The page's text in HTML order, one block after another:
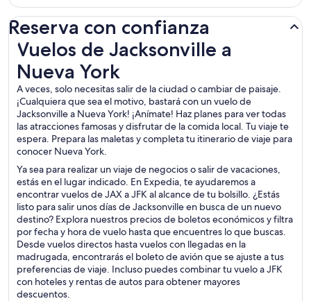
Reserva con confianza
Vuelos de Jacksonville a
Nueva York
A veces, solo necesitas salir de la ciudad o cambiar de paisaje.
¡Cualquiera que sea el motivo, bastará con un vuelo de
Jacksonville a Nueva York! ¡Anímate! Haz planes para ver todas
las atracciones famosas y disfrutar de la comida local. Tu viaje te
espera. Prepara las maletas y completa tu itinerario de viaje para
conocer Nueva York.
Ya sea para realizar un viaje de negocios o salir de vacaciones,
estás en el lugar indicado. En Expedia, te ayudaremos a
encontrar vuelos de JAX a JFK al alcance de tu bolsillo. ¿Estás
listo para salir unos días de Jacksonville en busca de un nuevo
destino? Explora nuestros precios de boletos económicos y filtra
por fecha y hora de vuelo hasta que encuentres lo que buscas.
Desde vuelos directos hasta vuelos con llegadas en la
madrugada, encontrarás el boleto de avión que se ajuste a tus
preferencias de viaje. Incluso puedes combinar tu vuelo a JFK
con hoteles y rentas de autos para obtener mayores
descuentos.
Vuelos de Jacksonville a Nueva York